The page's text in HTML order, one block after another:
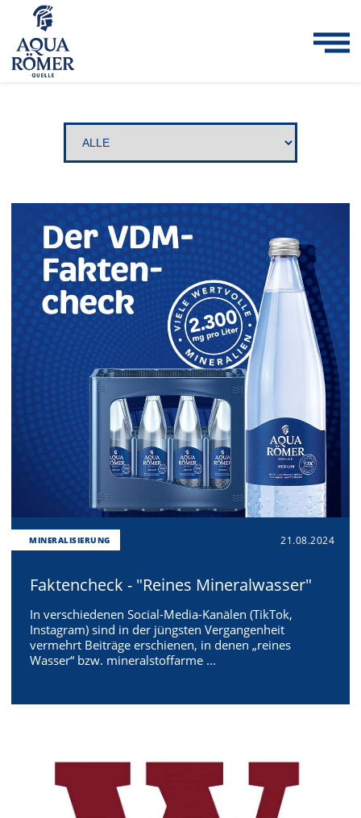
Inhalt
MINERALISIERUNG 21.08.2024
Faktencheck - "Reines Mineralwasser"
In verschiedenen Social-Media-Kanälen (TikTok,
Instagram) sind in der jüngsten Vergangenheit
vermehrt Beiträge erschienen, in denen „reines
Wasser“ bzw. mineralstoffarme ...